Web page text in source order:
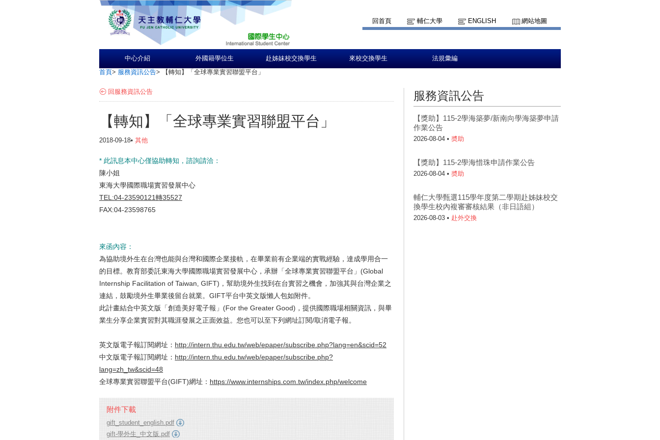
回首頁 輔仁大學 ENGLISH 網站地圖
中心介紹 外國籍學位生 赴姊妹校交換學生 來校交換學生 法規彙編
首頁> 服務資訊公告> 【轉知】「全球專業實習聯盟平台」
回服務資訊公告
【轉知】「全球專業實習聯盟平台」
2018-09-18• 其他
* 此訊息本中心僅協助轉知，諮詢請洽：
陳小姐
東海大學國際職場實習發展中心
TEL:04-23590121轉35527
FAX:04-23598765
來函內容：
為協助境外生在台灣也能與台灣和國際企業接軌，在畢業前有企業端的實戰經驗，達成學用合一
的目標。教育部委託東海大學國際職場實習發展中心，承辦「全球專業實習聯盟平台」(Global
Internship Facilitation of Taiwan, GIFT)，幫助境外生找到在台實習之機會，加強其與台灣企業之
連結，鼓勵境外生畢業後留台就業。GIFT平台中英文版懶人包如附件。
此計畫結合中英文版「創造美好電子報」(For the Greater Good)，提供國際職場相關資訊，與畢
業生分享企業實習對其職涯發展之正面效益。您也可以至下列網址訂閱/取消電子報。
英文版電子報訂閱網址： http://intern.thu.edu.tw/web/epaper/subscribe.php?lang=en&scid=52
中文版電子報訂閱網址： http://intern.thu.edu.tw/web/epaper/subscribe.php?
lang=zh_tw&scid=48
全球專業實習聯盟平台(GIFT)網址： https://www.internships.com.tw/index.php/welcome
附件下載
gift_student_english.pdf
gift-學外生_中文版.pdf
服務資訊公告
【獎助】115-2學海築夢/新南向學海築夢申請
作業公告
2026-08-04 • 奬助
【獎助】115-2學海惜珠申請作業公告
2026-08-04 • 奬助
輔仁大學甄選115學年度第二學期赴姊妹校交
換學生校內複審審核結果（非日語組）
2026-08-03 • 赴外交換